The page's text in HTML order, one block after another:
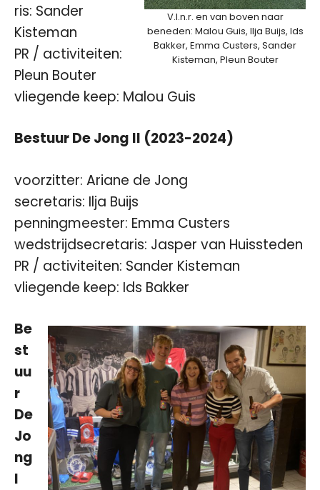
V.l.n.r. en van boven naar
beneden: Malou Guis, Ilja Buijs, Ids
Bakker, Emma Custers, Sander
Kisteman, Pleun Bouter
ris: Sander
Kisteman
PR / activiteiten:
Pleun Bouter
vliegende keep: Malou Guis
Bestuur De Jong II (2023-2024)
voorzitter: Ariane de Jong
secretaris: Ilja Buijs
penningmeester: Emma Custers
wedstrijdsecretaris: Jasper van Huissteden
PR / activiteiten: Sander Kisteman
vliegende keep: Ids Bakker
Be
st
uu
r
De
Jo
ng
I